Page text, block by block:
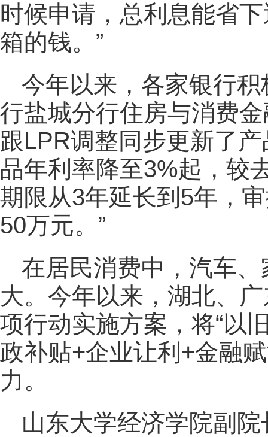
时候申请，总利息能省
箱的钱。”
今年以来，各家银行
行盐城分行住房与消费
跟LPR调整同步更新了产
品年利率降至3%起，较
期限从3年延长到5年，
50万元。”
在居民消费中，汽车
大。今年以来，湖北、
项行动实施方案，将“以
政补贴+企业让利+金融
力。
山东大学经济学院副